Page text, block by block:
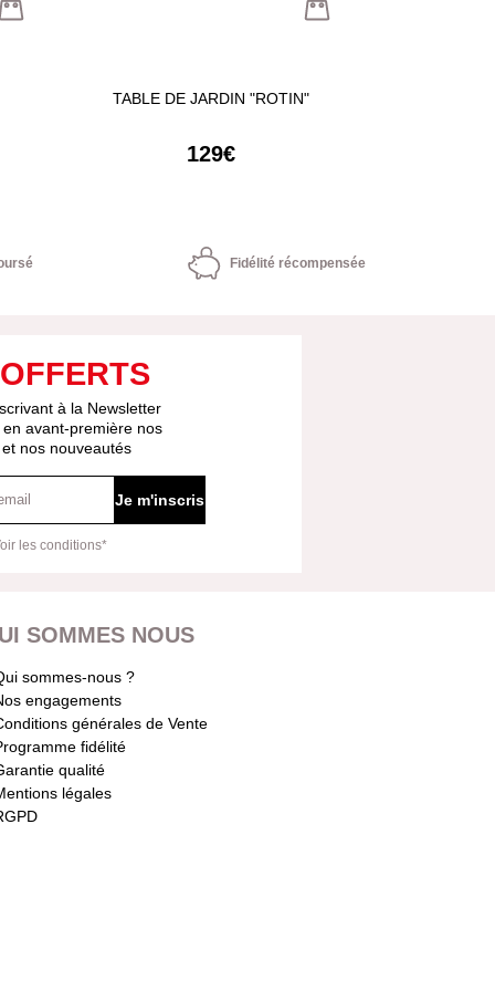
TABLE DE JARDIN "ROTIN"
129€
Fidélité récompensée
à la Newsletter
avant-première nos
nos nouveautés
Je m'inscris
les conditions*
SOMMES NOUS
sommes-nous ?
engagements
générales de Vente
fidélité
qualité
légales